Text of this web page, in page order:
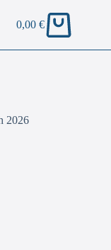
0,00€
2026